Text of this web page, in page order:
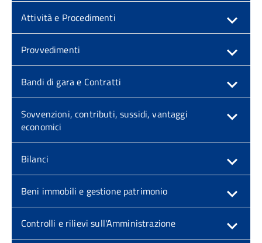
Attività e Procedimenti
Provvedimenti
Bandi di gara e Contratti
Sovvenzioni, contributi, sussidi, vantaggi
economici
Bilanci
Beni immobili e gestione patrimonio
Controlli e rilievi sull'Amministrazione